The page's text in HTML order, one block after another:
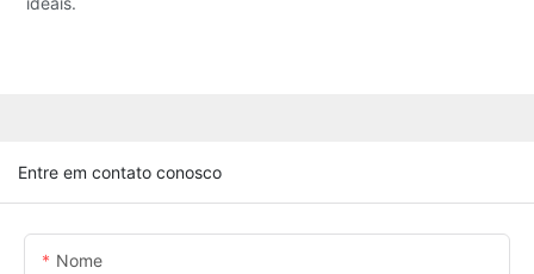
Entre em contato conosco
Nome